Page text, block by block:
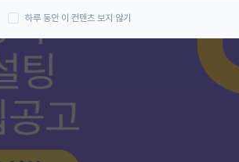
하루 동안 이 컨텐츠 보지 않기